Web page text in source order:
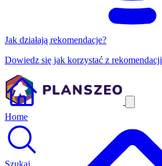
Jak działają rekomendacje?
Dowiedz się jak korzystać z rekomendacji
Home
Szukaj